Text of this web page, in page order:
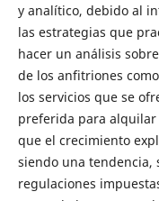
y analítico, debido al
las estrategias que
hacer un análisis
de los anfitriones
los servicios que se
preferida para alquilar
que el crecimiento
siendo una tendencia,
regulaciones